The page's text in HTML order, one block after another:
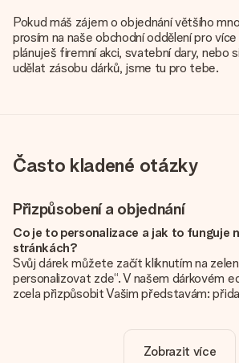
Pokud máš zájem o objednání většího
prosím na naše obchodní oddělení pro
plánuješ firemní akci, svatební dary, nebo
udělat zásobu dárků, jsme tu pro tebe.
Často kladené otázky
Přizpůsobení a objednání
Co je to personalizace a jak to funguje
stránkách?
Svůj dárek můžete začít kliknutím na
personalizovat zde“. V našem dárkovém
zcela přizpůsobit Vašim představám:
Zobrazit více